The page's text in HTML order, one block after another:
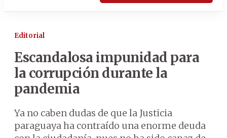
Editorial
Escandalosa impunidad para
la corrupción durante la
pandemia
Ya no caben dudas de que la Justicia
paraguaya ha contraído una enorme deuda